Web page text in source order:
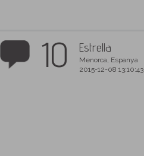
10 Estrella
Menorca, Espanya
2015-12-08 13:10:43